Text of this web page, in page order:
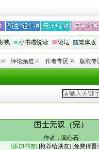
视 小书喵悦读 论坛 繁体版
评论频道 作者专区 版权专
国士无双（完）
作者： 回心石
[添加书签] [推荐给朋友] [免费得晋